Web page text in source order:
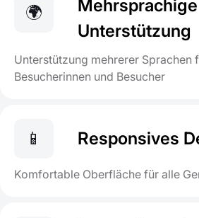
🌍
Mehrsprachige
Unterstützung
Unterstützung mehrerer Sprachen
Besucherinnen und Besucher
📱 Responsives
Komfortable Oberfläche für alle